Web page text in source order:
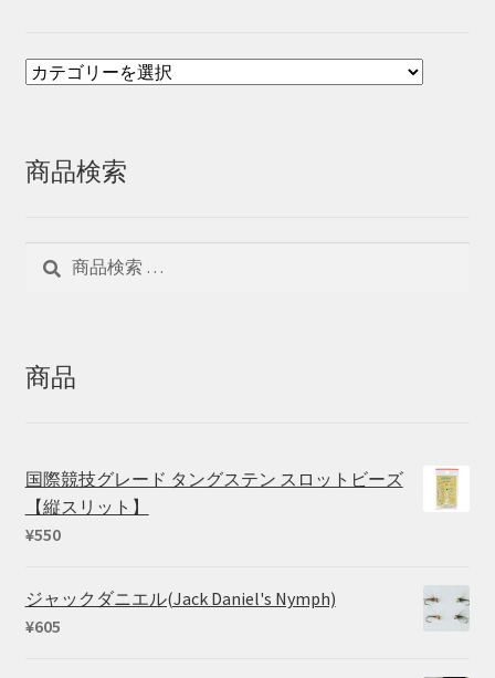
商品検索
商品
国際競技グレード タングステン スロットビーズ
【縦スリット】
¥550
ジャックダニエル(Jack Daniel's Nymph)
¥605